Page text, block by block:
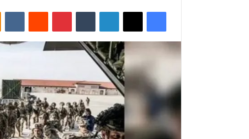
فيسبوك ‫X لينكدإن بينتيريست